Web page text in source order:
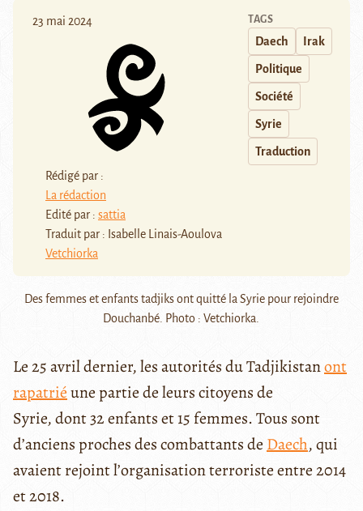
23 mai 2024
Rédigé par :
La rédaction
Edité par : sattia
Traduit par : Isabelle Linais-Aoulova
Vetchiorka
TAGS
Daech Irak
Politique
Société
Syrie
Traduction
Des femmes et enfants tadjiks ont quitté la Syrie pour rejoindre
Douchanbé. Photo : Vetchiorka.
Le 25 avril dernier, les autorités du Tadjikistanont
rapatriéune partie de leurs citoyens de
Syrie, dont 32 enfants et 15 femmes. Tous sont
d’anciens proches des combattants de Daech, qui
avaient rejoint l’organisation terroriste entre 2014
et 2018.